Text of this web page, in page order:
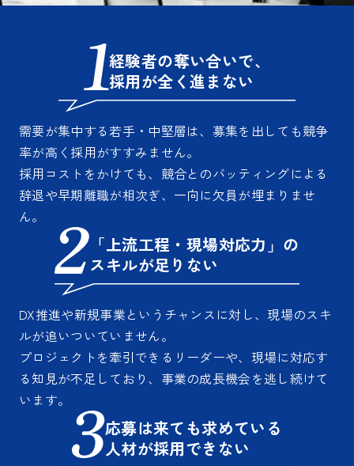
経験者の奪い合いで、
採用が全く進まない
需要が集中する若手・中堅層は、募集を出しても競争
率が高く採用がすすみません。
採用コストをかけても、競合とのバッティングによる
辞退や早期離職が相次ぎ、一向に欠員が埋まりませ
ん。
「上流工程・現場対応力」の
スキルが足りない
DX推進や新規事業というチャンスに対し、現場のスキ
ルが追いついていません。
プロジェクトを牽引できるリーダーや、現場に対応す
る知見が不足しており、事業の成長機会を逃し続けて
います。
応募は来ても求めている
人材が採用できない